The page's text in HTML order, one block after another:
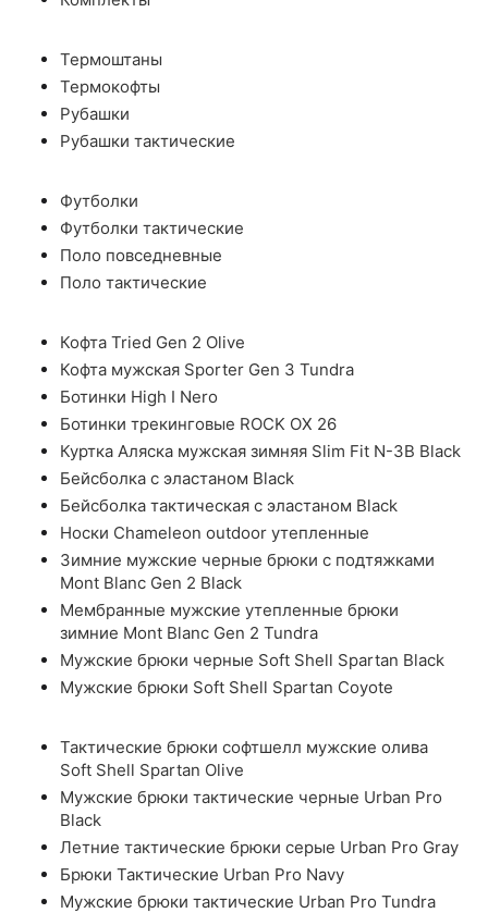
Термоштаны
Термокофты
Рубашки
Рубашки тактические
Футболки
Футболки тактические
Поло повседневные
Поло тактические
Кофта Tried Gen 2 Olive
Кофта мужская Sporter Gen 3 Tundra
Ботинки High I Nero
Ботинки трекинговые ROCK OX 26
Куртка Аляска мужская зимняя Slim Fit N-3B Black
Бейсболка с эластаном Black
Бейсболка тактическая с эластаном Black
Носки Chameleon outdoor утепленные
Зимние мужские черные брюки с подтяжками
Mont Blanc Gen 2 Black
Мембранные мужские утепленные брюки
зимние Mont Blanc Gen 2 Tundra
Мужские брюки черные Soft Shell Spartan Black
Мужские брюки Soft Shell Spartan Coyote
Тактические брюки софтшелл мужские олива
Soft Shell Spartan Olive
Мужские брюки тактические черные Urban Pro
Black
Летние тактические брюки серые Urban Pro Gray
Брюки Тактические Urban Pro Navy
Мужские брюки тактические Urban Pro Tundra